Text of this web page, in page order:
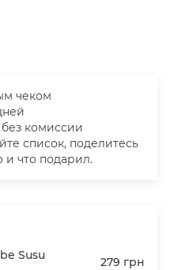
чеком
комиссии
список, поделитесь
и что подарил.
Susu
279 грн